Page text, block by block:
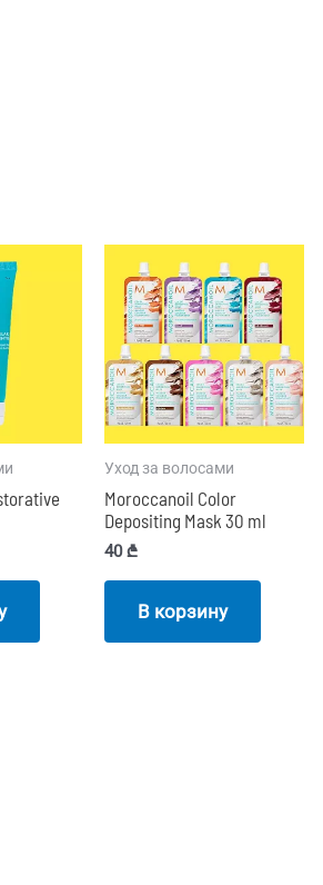
Уход за волосами
Moroccanoil Color
Depositing Mask 30 ml
40₾
В корзину